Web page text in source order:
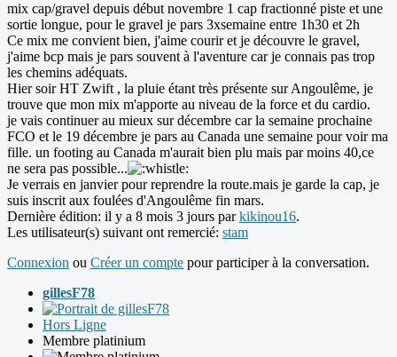
mix cap/gravel depuis début novembre 1 cap fractionné piste et une
sortie longue, pour le gravel je pars 3xsemaine entre 1h30 et 2h
Ce mix me convient bien, j'aime courir et je découvre le gravel,
j'aime bcp mais je pars souvent à l'aventure car je connais pas trop
les chemins adéquats.
Hier soir HT Zwift , la pluie étant très présente sur Angoulême, je
trouve que mon mix m'apporte au niveau de la force et du cardio.
je vais continuer au mieux sur décembre car la semaine prochaine
FCO et le 19 décembre je pars au Canada une semaine pour voir ma
fille. un footing au Canada m'aurait bien plu mais par moins 40,ce
ne sera pas possible...
Je verrais en janvier pour reprendre la route.mais je garde la cap, je
suis inscrit aux foulées d'Angoulême fin mars.
Dernière édition: il y a 8 mois 3 jours parkikinou16.
Les utilisateur(s) suivant ont remercié: stam
Connexion ou Créer un compte pour participer à la conversation.
gillesF78
Hors Ligne
Membre platinium